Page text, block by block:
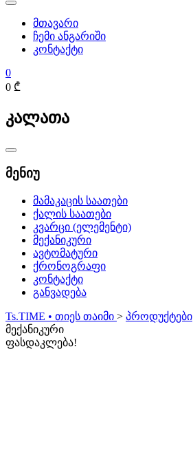
მთავარი
ჩემი ანგარიში
კონტაქტი
0
0 ₾
კალათა
Catalog
Menu
მენიუ
მამაკაცის საათები
ქალის საათები
კვარცი (ელემენტი)
მექანიკური
ავტომატური
ქრონოგრაფი
კონტაქტი
განვადება
Ts.TIME • თიეს თაიმი > პროდუქტები
მექანიკური
ფასდაკლება!